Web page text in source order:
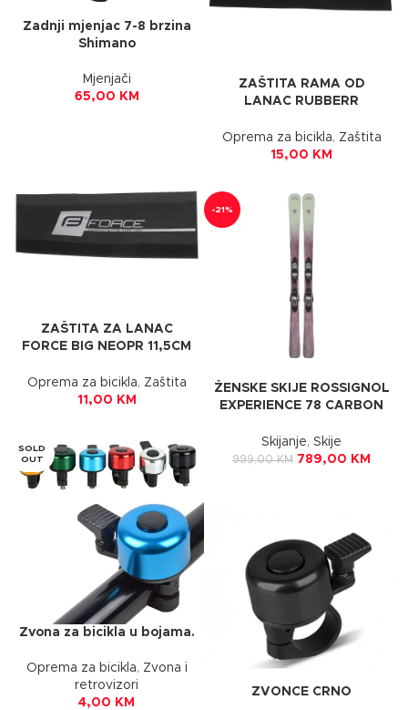
Zadnji mjenjac 7-8 brzina
Shimano
Mjenjači
65,00 KM
ZAŠTITA RAMA OD
LANAC RUBBERR
FORCE
Oprema za bicikla, Zaštita
15,00 KM
ZAŠTITA ZA LANAC
FORCE BIG NEOPR 11,5CM
Oprema za bicikla, Zaštita
11,00 KM
-21%
ŽENSKE SKIJE ROSSIGNOL
EXPERIENCE 78 CARBON
Skijanje, Skije
999,00KM 789,00 KM
SOLD
OUT
Zvona za bicikla u bojama.
Oprema za bicikla, Zvona i
retrovizori
4,00 KM
ZVONCE CRNO